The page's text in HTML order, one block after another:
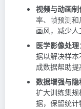
视频与动画制
率、帧预测
画风，减少人
医学影像处理
据以解决样
成数据帮助提
数据增强与
扩大训练集
据，保留统计